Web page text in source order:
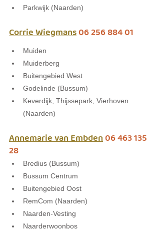
Parkwijk (Naarden)
Corrie Wiegmans 06 256 884 01
Muiden
Muiderberg
Buitengebied West
Godelinde (Bussum)
Keverdijk, Thijssepark, Vierhoven
(Naarden)
Annemarie van Embden 06 463 135
28
Bredius (Bussum)
Bussum Centrum
Buitengebied Oost
RemCom (Naarden)
Naarden-Vesting
Naarderwoonbos